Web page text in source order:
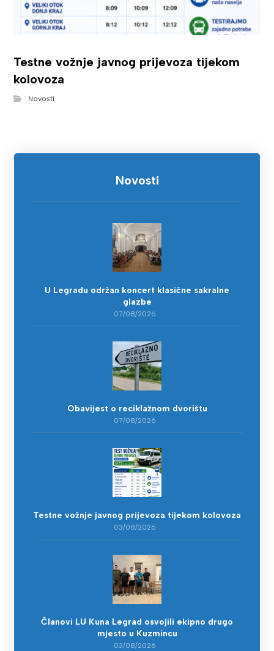
Testne vožnje javnog prijevoza tijekom
kolovoza
Novosti
Novosti
U Legradu održan koncert klasične sakralne
glazbe
07/08/2026
Obavijest o reciklažnom dvorištu
07/08/2026
Testne vožnje javnog prijevoza tijekom kolovoza
03/08/2026
Članovi LU Kuna Legrad osvojili ekipno drugo
mjesto u Kuzmincu
03/08/2026